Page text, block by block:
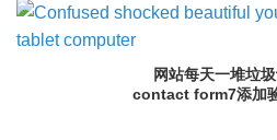
网站每天一堆垃
contact form7添加